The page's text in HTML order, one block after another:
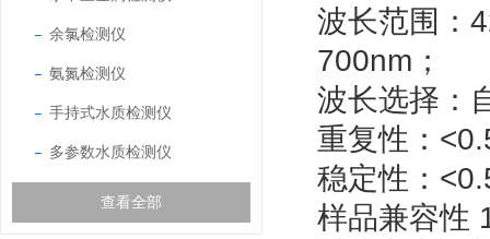
余氯检测仪
氨氮检测仪
手持式水质检测仪
多参数水质检测仪
查看全部
波长范围：
700nm；
波长选择：
重复性：
稳定性：
样品兼容性